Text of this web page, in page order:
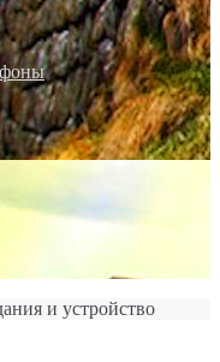
и устройство